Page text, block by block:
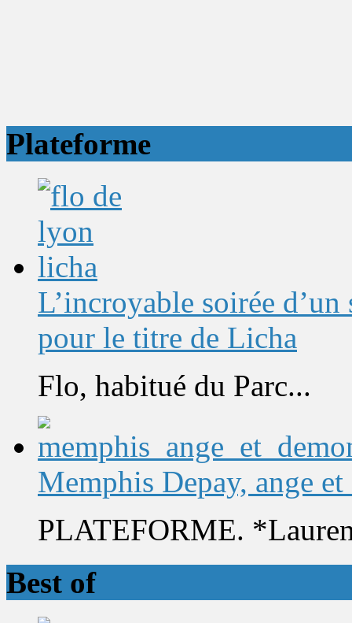
Plateforme
L’incroyable soirée
pour le titre de Licha
Flo, habitué du Parc...
Memphis Depay, ange et
PLATEFORME.
Best of